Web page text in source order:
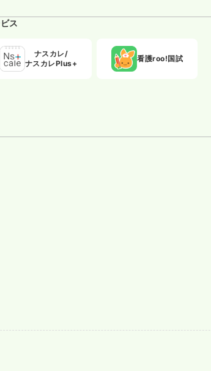
ス
ナスカレ/
ナスカレPlus+
看護roo!国試